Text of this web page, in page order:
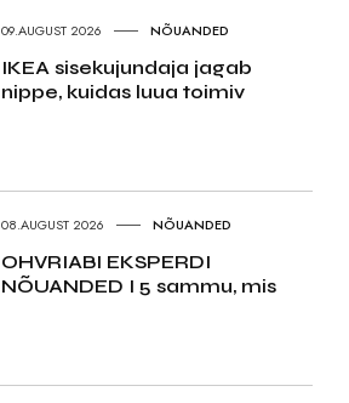
09.AUGUST 2026 NÕUANDED
IKEA sisekujundaja jagab
nippe, kuidas luua toimiv
08.AUGUST 2026 NÕUANDED
OHVRIABI EKSPERDI
NÕUANDED I 5 sammu, mis